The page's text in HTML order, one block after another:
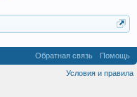
Обратная связь Помощь
Условия и правила